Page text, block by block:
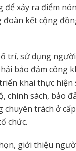
để xảy ra điểm
kết cộng
trí, sử dụng
bảo đảm công
khai thực hiện
chính sách, bảo
chuyên trách ở
chức.
giới thiệu